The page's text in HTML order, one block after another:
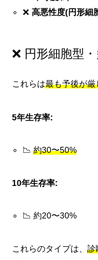
❌高悪性度(円形細
❌ 円形細胞型
これらは最も予後が厳
5年生存率:
📉約30〜50%
10年生存率:
📉 約20〜30%
これらのタイプは、 診